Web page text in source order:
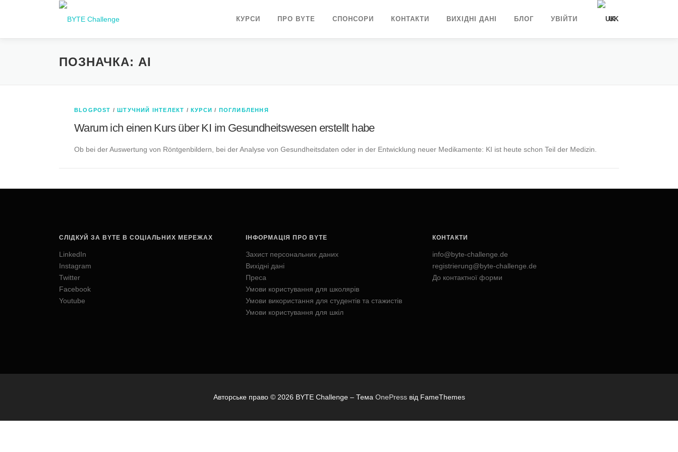
КУРСИ ПРО BYTE СПОНСОРИ КОНТАКТИ ВИХІДНІ ДАНІ БЛОГ УВІЙТИ UK
ПОЗНАЧКА: AI
BLOGPOST /ШТУЧНИЙ ІНТЕЛЕКТ /КУРСИ / ПОГЛИБЛЕННЯ
Warum ich einen Kurs über KI im Gesundheitswesen erstellt habe
Ob bei der Auswertung von Röntgenbildern, bei der Analyse von Gesundheitsdaten oder in der Entwicklung neuer Medikamente: KI ist heute schon Teil der Medizin.
СЛІДКУЙ ЗА BYTE В СОЦІАЛЬНИХ МЕРЕЖАХ
LinkedIn
Instagram
Twitter
Facebook
Youtube
ІНФОРМАЦІЯ ПРО BYTE
Захист персональних даних
Вихідні дані
Преса
Умови користування для школярів
Умови використання для студентів та стажистів
Умови користування для шкіл
КОНТАКТИ
info@byte-challenge.de
registrierung@byte-challenge.de
До контактної форми
Авторське право © 2026 BYTE Challenge – Тема OnePressвід FameThemes